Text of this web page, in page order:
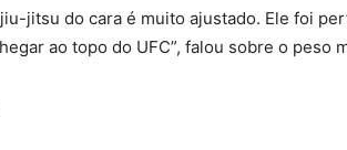
jitsu do cara é muito ajustado. Ele foi
ao topo do UFC”, falou sobre o peso